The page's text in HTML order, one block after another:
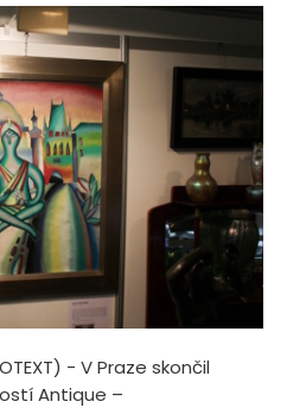
- V Praze skončil
Antique –